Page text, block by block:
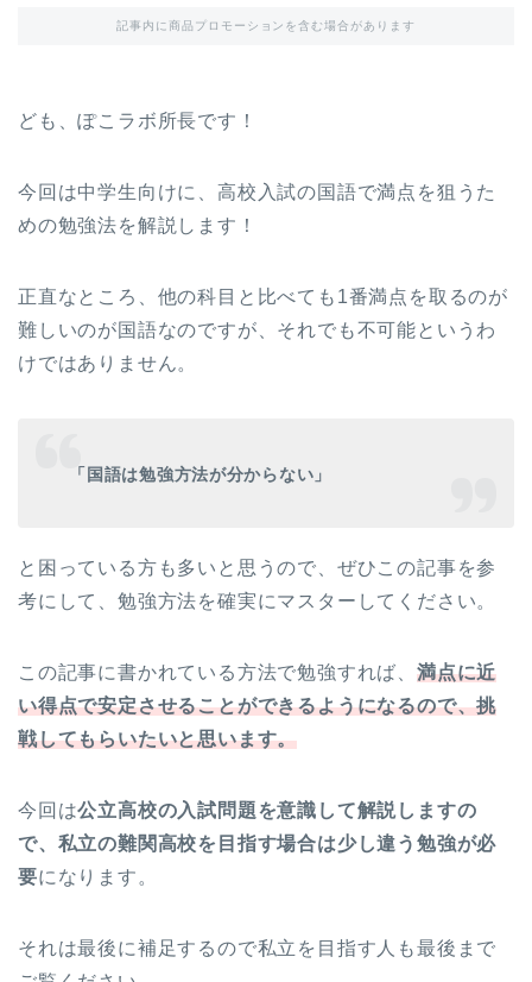
記事内に商品プロモーションを含む場合があります
ども、ぽこラボ所長です！
今回は中学生向けに、高校入試の国語で満点を狙うた
めの勉強法を解説します！
正直なところ、他の科目と比べても1番満点を取るのが
難しいのが国語なのですが、それでも不可能というわ
けではありません。
「国語は勉強方法が分からない」
と困っている方も多いと思うので、ぜひこの記事を参
考にして、勉強方法を確実にマスターしてください。
この記事に書かれている方法で勉強すれば、 満点に近
い得点で安定させることができるようになるので、挑
戦してもらいたいと思います。
今回は公立高校の入試問題を意識して解説しますの
で、私立の難関高校を目指す場合は少し違う勉強が必
要になります。
それは最後に補足するので私立を目指す人も最後まで